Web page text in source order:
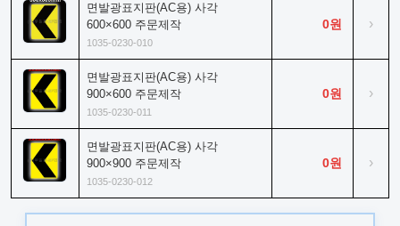
면발광표지판(AC용) 사각
600×600 주문제작
1035-0230-010
0원 ›
면발광표지판(AC용) 사각
900×600 주문제작
1035-0230-011
0원 ›
면발광표지판(AC용) 사각
900×900 주문제작
1035-0230-012
0원 ›